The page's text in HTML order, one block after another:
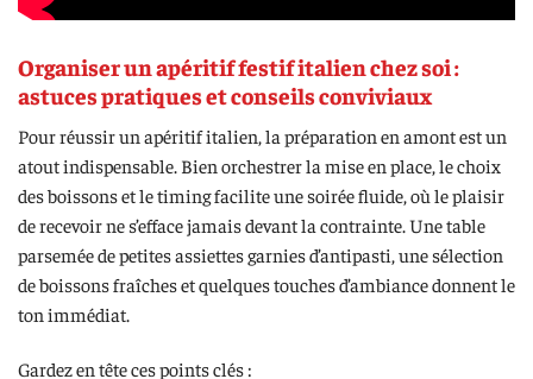
Organiser un apéritif festif italien chez soi :
astuces pratiques et conseils conviviaux
Pour réussir un apéritif italien, la préparation en amont est un
atout indispensable. Bien orchestrer la mise en place, le choix
des boissons et le timing facilite une soirée fluide, où le plaisir
de recevoir ne s’efface jamais devant la contrainte. Une table
parsemée de petites assiettes garnies d’antipasti, une sélection
de boissons fraîches et quelques touches d’ambiance donnent le
ton immédiat.
Gardez en tête ces points clés :